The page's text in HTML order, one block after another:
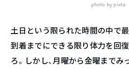
photo by pixta
土日という限られた時間の中で
到着までにできる限り体力を回
ろ。しかし、月曜から金曜までみ